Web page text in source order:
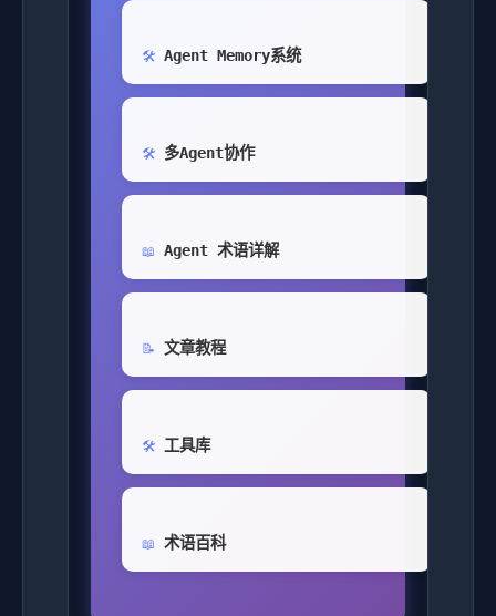
🛠️ Agent Memory系统
🛠️ 多Agent协作
📖 Agent 术语详解
📝 文章教程
🛠️ 工具库
📖 术语百科